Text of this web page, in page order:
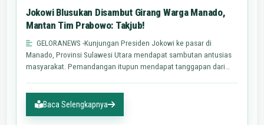
Jokowi Blusukan Disambut Girang Warga Manado,
Mantan Tim Prabowo: Takjub!
GELORANEWS -Kunjungan Presiden Jokowi ke pasar di
Manado, Provinsi Sulawesi Utara mendapat sambutan antusias
masyarakat. Pemandangan itupun mendapat tanggapan dari
Baca Selengkapnya